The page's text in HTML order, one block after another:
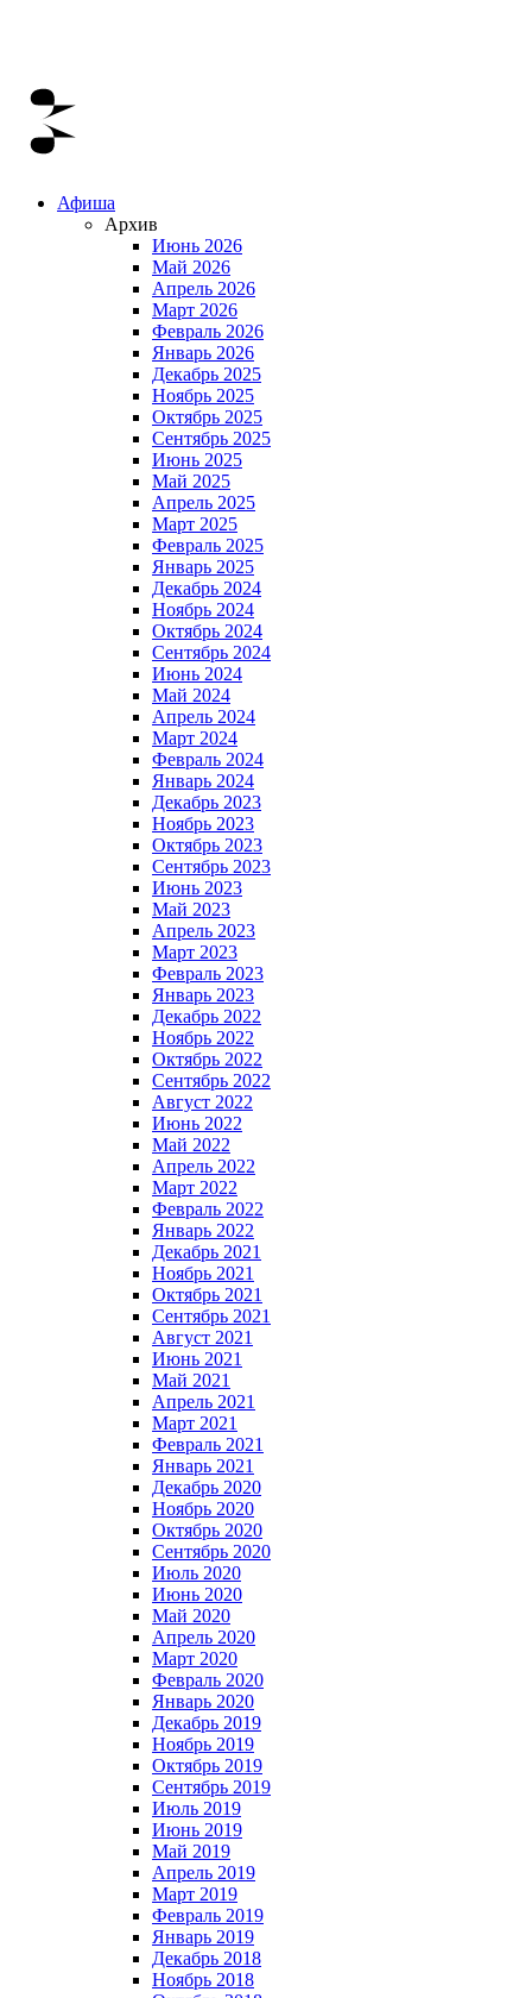
Афиша
Архив
Июнь 2026
Май 2026
Апрель 2026
Март 2026
Февраль 2026
Январь 2026
Декабрь 2025
Ноябрь 2025
Октябрь 2025
Сентябрь 2025
Июнь 2025
Май 2025
Апрель 2025
Март 2025
Февраль 2025
Январь 2025
Декабрь 2024
Ноябрь 2024
Октябрь 2024
Сентябрь 2024
Июнь 2024
Май 2024
Апрель 2024
Март 2024
Февраль 2024
Январь 2024
Декабрь 2023
Ноябрь 2023
Октябрь 2023
Сентябрь 2023
Июнь 2023
Май 2023
Апрель 2023
Март 2023
Февраль 2023
Январь 2023
Декабрь 2022
Ноябрь 2022
Октябрь 2022
Сентябрь 2022
Август 2022
Июнь 2022
Май 2022
Апрель 2022
Март 2022
Февраль 2022
Январь 2022
Декабрь 2021
Ноябрь 2021
Октябрь 2021
Сентябрь 2021
Август 2021
Июнь 2021
Май 2021
Апрель 2021
Март 2021
Февраль 2021
Январь 2021
Декабрь 2020
Ноябрь 2020
Октябрь 2020
Сентябрь 2020
Июль 2020
Июнь 2020
Май 2020
Апрель 2020
Март 2020
Февраль 2020
Январь 2020
Декабрь 2019
Ноябрь 2019
Октябрь 2019
Сентябрь 2019
Июль 2019
Июнь 2019
Май 2019
Апрель 2019
Март 2019
Февраль 2019
Январь 2019
Декабрь 2018
Ноябрь 2018